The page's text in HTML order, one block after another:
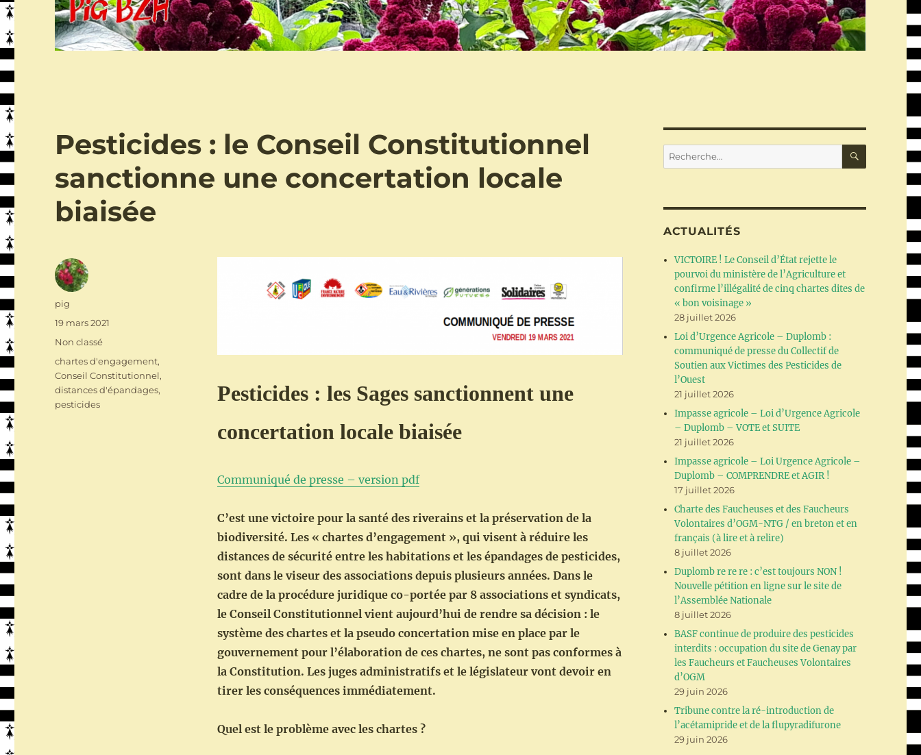
Pesticides : le Conseil Constitutionnel
sanctionne une concertation locale
biaisée
Pesticides : les Sages sanctionnent une
concertation locale biaisée
Communiqué de presse – version pdf
C’est une victoire pour la santé des riverains et la préservation de la
biodiversité. Les « chartes d’engagement », qui visent à réduire les
distances de sécurité entre les habitations et les épandages de pesticides,
sont dans le viseur des associations depuis plusieurs années. Dans le
cadre de la procédure juridique co-portée par 8 associations et syndicats,
le Conseil Constitutionnel vient aujourd’hui de rendre sa décision : le
système des chartes et la pseudo concertation mise en place par le
gouvernement pour l’élaboration de ces chartes, ne sont pas conformes à
la Constitution. Les juges administratifs et le législateur vont devoir en
tirer les conséquences immédiatement.
Quel est le problème avec les chartes ?
Auteur
pig
Publié
19 mars 2021
Catégories
Non classé
Étiquettes
chartes d'engagement,
Conseil Constitutionnel,
distances d'épandages,
pesticides
Recherche
pour :
ACTUALITÉS
VICTOIRE ! Le Conseil d’État rejette le
pourvoi du ministère de l’Agriculture et
confirme l’illégalité de cinq chartes dites de
« bon voisinage »
28 juillet 2026
Loi d’Urgence Agricole – Duplomb :
communiqué de presse du Collectif de
Soutien aux Victimes des Pesticides de
l’Ouest
21 juillet 2026
Impasse agricole – Loi d’Urgence Agricole
– Duplomb – VOTE et SUITE
21 juillet 2026
Impasse agricole – Loi Urgence Agricole –
Duplomb – COMPRENDRE et AGIR !
17 juillet 2026
Charte des Faucheuses et des Faucheurs
Volontaires d’OGM-NTG / en breton et en
français (à lire et à relire)
8 juillet 2026
Duplomb re re re : c’est toujours NON !
Nouvelle pétition en ligne sur le site de
l’Assemblée Nationale
8 juillet 2026
BASF continue de produire des pesticides
interdits : occupation du site de Genay par
les Faucheurs et Faucheuses Volontaires
d’OGM
29 juin 2026
Tribune contre la ré-introduction de
l’acétamipride et de la flupyradifurone
29 juin 2026